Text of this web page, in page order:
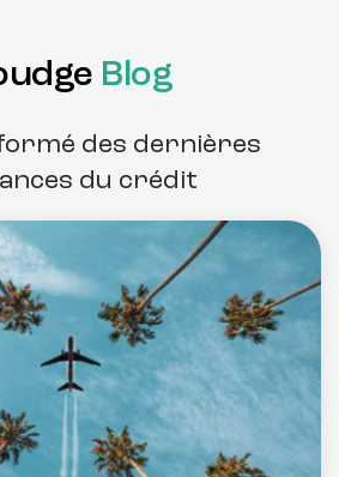
Blog
des dernières
du crédit